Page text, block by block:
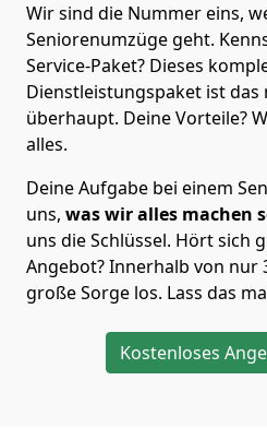
Wir sind die Nummer eins,
Seniorenumzüge geht.
Service-Paket? Dieses
Dienstleistungspaket ist
überhaupt. Deine Vorteile?
alles.
Deine Aufgabe bei einem
uns, was wir alles machen
uns die Schlüssel. Hört sich
Angebot? Innerhalb von nur
große Sorge los. Lass das
Kostenloses